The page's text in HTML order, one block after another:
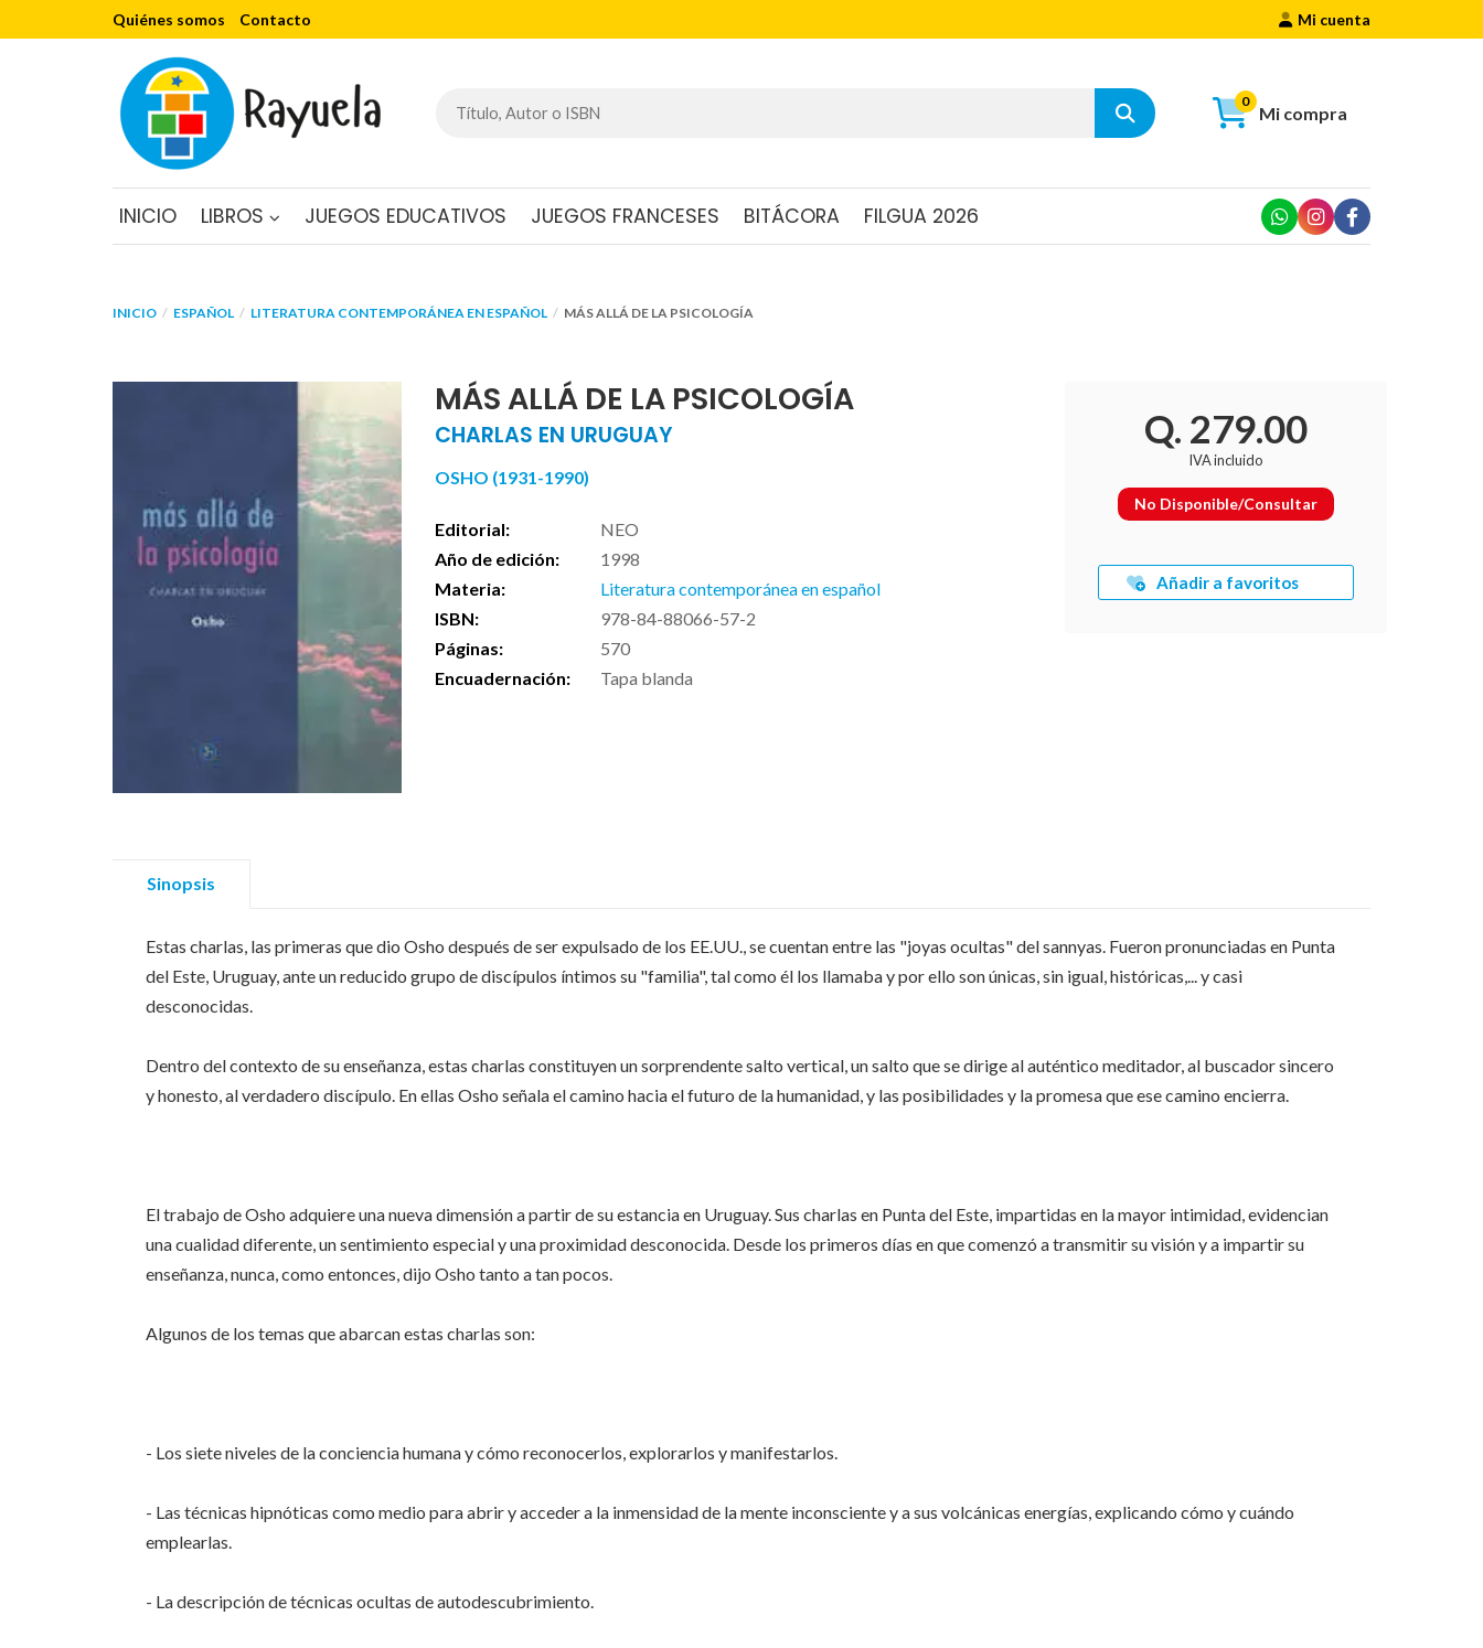
Quiénes somos Contacto Mi cuenta
Mi compra
0
INICIO LIBROS JUEGOS EDUCATIVOS JUEGOS FRANCESES BITÁCORA FILGUA 2026
INICIO ESPAÑOL LITERATURA CONTEMPORÁNEA EN ESPAÑOL MÁS ALLÁ DE LA PSICOLOGÍA
MÁS ALLÁ DE LA PSICOLOGÍA
CHARLAS EN URUGUAY
OSHO (1931-1990)
Editorial:
NEO
Año de edición:
1998
Materia:
Literatura contemporánea en español
ISBN:
978-84-88066-57-2
Páginas:
570
Encuadernación:
Tapa blanda
Q. 279.00
IVA incluido
No Disponible/Consultar
Añadir a favoritos
Sinopsis
Estas charlas, las primeras que dio Osho después de ser expulsado de los EE.UU., se cuentan entre las "joyas ocultas" del sannyas. Fueron pronunciadas en Punta
del Este, Uruguay, ante un reducido grupo de discípulos íntimos su "familia", tal como él los llamaba y por ello son únicas, sin igual, históricas,... y casi
desconocidas.
Dentro del contexto de su enseñanza, estas charlas constituyen un sorprendente salto vertical, un salto que se dirige al auténtico meditador, al buscador sincero
y honesto, al verdadero discípulo. En ellas Osho señala el camino hacia el futuro de la humanidad, y las posibilidades y la promesa que ese camino encierra.
El trabajo de Osho adquiere una nueva dimensión a partir de su estancia en Uruguay. Sus charlas en Punta del Este, impartidas en la mayor intimidad, evidencian
una cualidad diferente, un sentimiento especial y una proximidad desconocida. Desde los primeros días en que comenzó a transmitir su visión y a impartir su
enseñanza, nunca, como entonces, dijo Osho tanto a tan pocos.
Algunos de los temas que abarcan estas charlas son:
- Los siete niveles de la conciencia humana y cómo reconocerlos, explorarlos y manifestarlos.
- Las técnicas hipnóticas como medio para abrir y acceder a la inmensidad de la mente inconsciente y a sus volcánicas energías, explicando cómo y cuándo
emplearlas.
- La descripción de técnicas ocultas de autodescubrimiento.